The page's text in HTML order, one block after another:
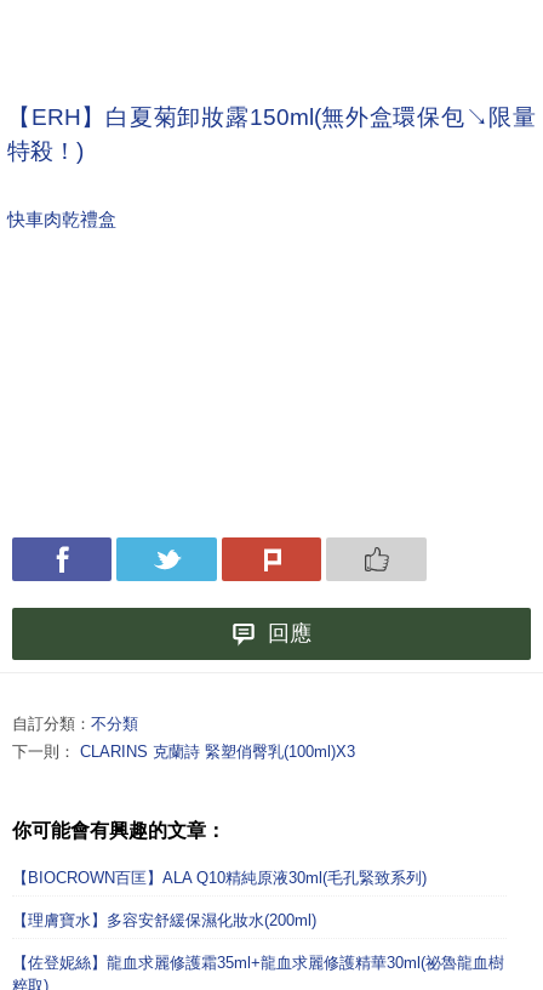
【ERH】白夏菊卸妝露150ml(無外盒環保包↘限量
特殺！)
快車肉乾禮盒
回應
自訂分類： 不分類
下一則： CLARINS 克蘭詩 緊塑俏臀乳(100ml)X3
你可能會有興趣的文章：
【BIOCROWN百匡】ALA Q10精純原液30ml(毛孔緊致系列)
【理膚寶水】多容安舒緩保濕化妝水(200ml)
【佐登妮絲】龍血求麗修護霜35ml+龍血求麗修護精華30ml(祕魯龍血樹
粹取)